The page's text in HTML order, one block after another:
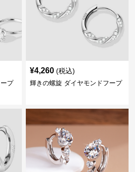
プ
¥4,260 (税込)
輝きの螺旋 ダイヤモンドフープ